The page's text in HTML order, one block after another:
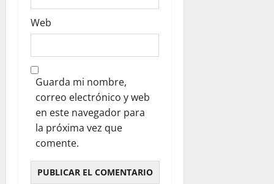
Web
Guarda mi nombre,
correo electrónico y web
en este navegador para
la próxima vez que
comente.